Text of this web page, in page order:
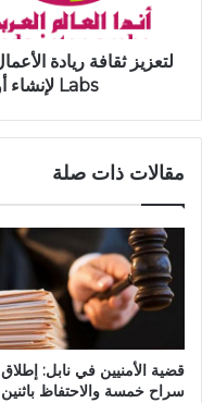
Labs لإنشاء أول " مخيم تدريبي " جهوي
مقالات ذات صلة
قضية الأمنيين في نابل: إطلاق
سراح خمسة والاحتفاظ باثنين